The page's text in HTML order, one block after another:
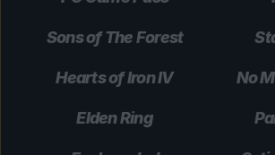
Sons of The Forest
Hearts of Iron IV No
Elden Ring